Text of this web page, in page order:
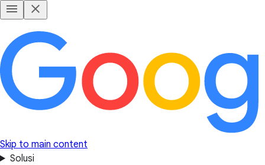
Skip to main content
Solusi